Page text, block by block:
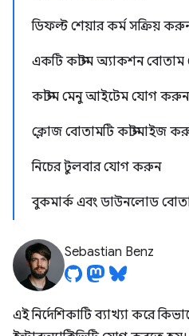
ডিফল্ট শেয়ার কর্ম সক্রিয়
একটি কাস্টম অ্যাকশন
কাস্টম মেনু আইটেম যোগ করুন
ক্লোজ বোতামটি কাস্টমাইজ
নিচের টুলবার যোগ করুন
বুকমার্ক এবং ডাউনলোড
Sebastian Benz
এই নির্দেশিকাটি ব্যাখ্যা করে